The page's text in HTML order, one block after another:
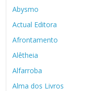
Abysmo
Actual Editora
Afrontamento
Alêtheia
Alfarroba
Alma dos Livros